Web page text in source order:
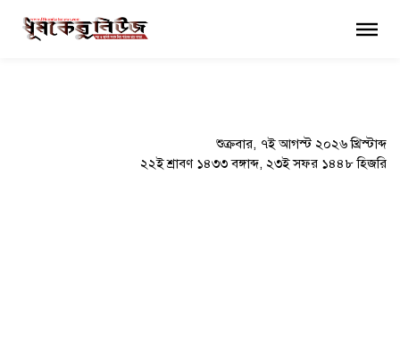
শুক্রবার, ৭ই আগস্ট ২০২৬ খ্রিস্টাব্দ
২২ই শ্রাবণ ১৪৩৩ বঙ্গাব্দ, ২৩ই সফর ১৪৪৮ হিজরি
×